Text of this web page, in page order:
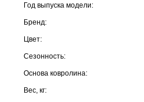
Год выпуска модели:
Бренд:
Цвет:
Сезонность:
Основа ковролина:
Вес, кг: